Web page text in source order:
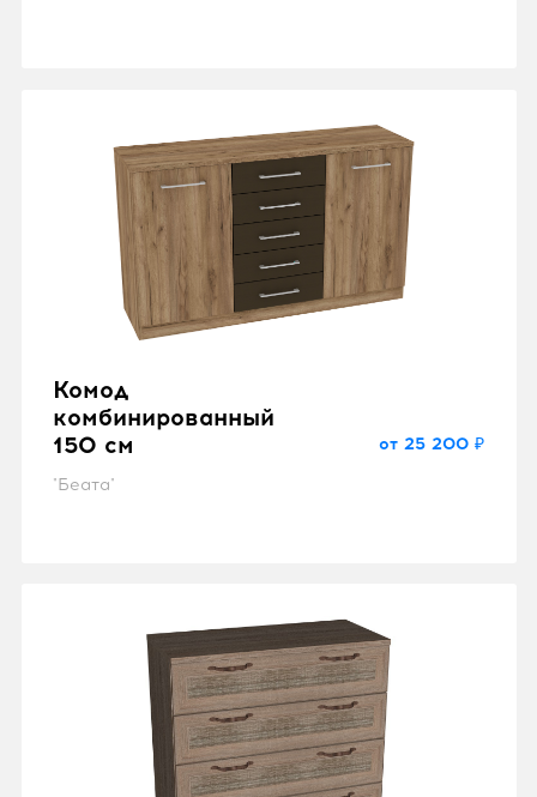
Комод
комбинированный
150 см
"Беата"
от 25 200 ₽